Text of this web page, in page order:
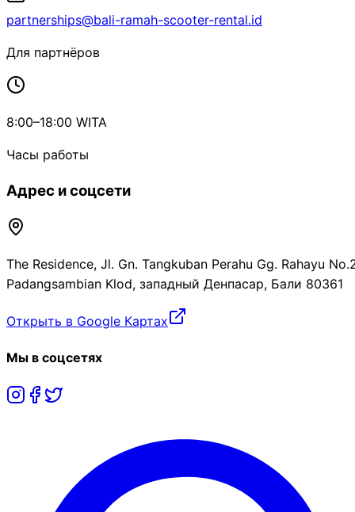
partnerships@bali-ramah-scooter-rental.id
Для партнёров
8:00–18:00 WITA
Часы работы
Адрес и соцсети
The Residence, Jl. Gn. Tangkuban Perahu Gg. Rahayu
Padangsambian Klod, западный Денпасар, Бали 80361
Открыть в Google Картах
Мы в соцсетях